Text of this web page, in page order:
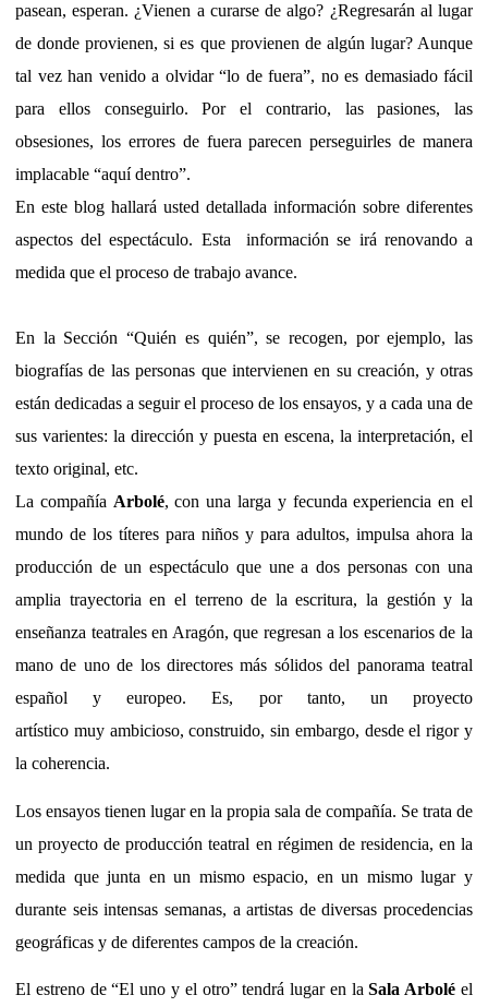
pasean, esperan. ¿Vienen a curarse de algo? ¿Regresarán al lugar
de donde provienen, si es que provienen de algún lugar? Aunque
tal vez han venido a olvidar “lo de fuera”, no es demasiado fácil
para ellos conseguirlo. Por el contrario, las pasiones, las
obsesiones, los errores de fuera parecen perseguirles de manera
implacable “aquí dentro”.
En este blog hallará usted detallada información sobre diferentes
aspectos del espectáculo. Esta información se irá renovando a
medida que el proceso de trabajo avance.
En la Sección “Quién es quién”, se recogen, por ejemplo, las
biografías de las personas que intervienen en su creación, y otras
están dedicadas a seguir el proceso de los ensayos, y a cada una de
sus varientes: la dirección y puesta en escena, la interpretación, el
texto original, etc.
La compañía Arbolé, con una larga y fecunda experiencia en el
mundo de los títeres para niños y para adultos, impulsa ahora la
producción de un espectáculo que une a dos personas con una
amplia trayectoria en el terreno de la escritura, la gestión y la
enseñanza teatrales en Aragón, que regresan a los escenarios de la
mano de uno de los directores más sólidos del panorama teatral
español y europeo. Es, por tanto, un proyecto
artístico muy ambicioso, construido, sin embargo, desde el rigor y
la coherencia.
Los ensayos tienen lugar en la propia sala de compañía. Se trata de
un proyecto de producción teatral en régimen de residencia, en la
medida que junta en un mismo espacio, en un mismo lugar y
durante seis intensas semanas, a artistas de diversas procedencias
geográficas y de diferentes campos de la creación.
El estreno de “El uno y el otro” tendrá lugar en laSala Arbolé el